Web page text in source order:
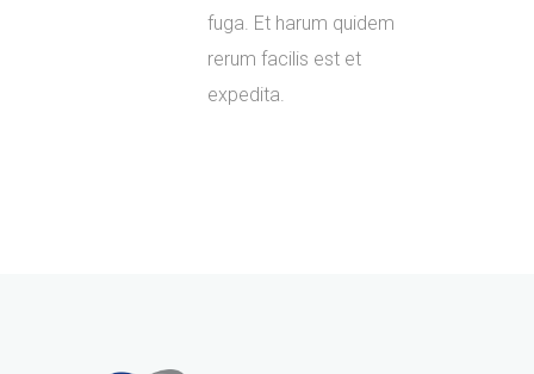
fuga. Et harum quidem
rerum facilis est et
expedita.